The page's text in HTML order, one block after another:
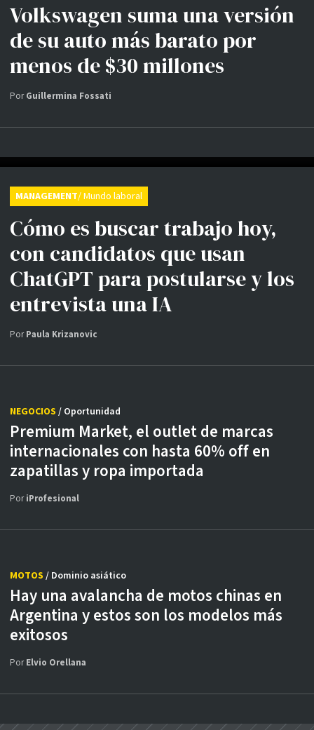
Volkswagen suma una versión
de su auto más barato por
menos de $30 millones
PorGuillermina Fossati
Cómo es buscar trabajo hoy,
con candidatos que usan
ChatGPT para postularse y los
entrevista una IA
MANAGEMENT/ Mundo laboral
PorPaula Krizanovic
Premium Market, el outlet de marcas
internacionales con hasta 60% off en
zapatillas y ropa importada
NEGOCIOS / Oportunidad
PoriProfesional
Hay una avalancha de motos chinas en
Argentina y estos son los modelos más
exitosos
MOTOS / Dominio asiático
PorElvio Orellana